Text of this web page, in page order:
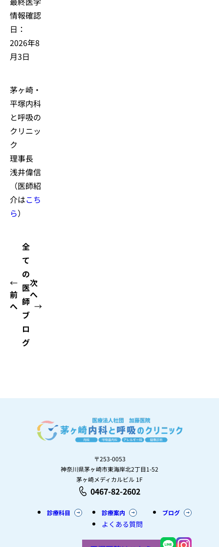
情報確認
日：
2026年8
月3日
茅ヶ崎・
平塚内科
と呼吸の
クリニッ
ク
理事長
浅井偉信
（医師紹
介はこち
ら）
←
前
へ
全
て
の
医
師
ブ
ロ
グ
次
へ
→
〒253-0053
神奈川県茅ヶ崎市東海岸北2丁目1-52
茅ヶ崎メディカルビル 1F
0467-82-2602
診療科目 診療案内
よくある質問
ブログ